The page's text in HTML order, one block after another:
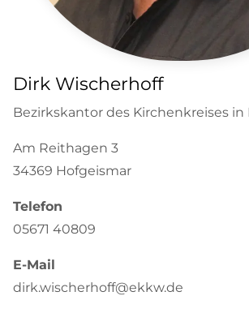
Dirk Wischerhoff
Bezirkskantor des Kirchenkreises in
Am Reithagen 3
34369 Hofgeismar
Telefon
05671 40809
E-Mail
dirk.wischerhoff@ekkw.de